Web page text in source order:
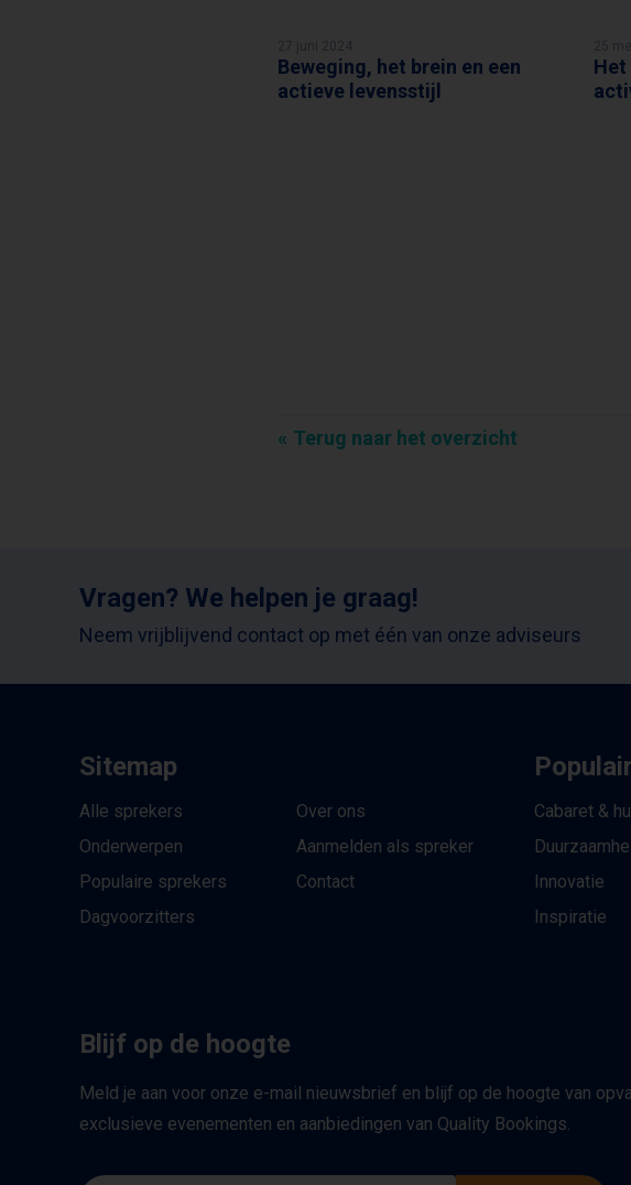
ERIK SCHERDER
Beweging, het brein en een
actieve levensstijl
Het
Terug naar het overzicht
Vragen? We helpen je graag!
Neem vrijblijvend contact op met één van onze adviseurs
Sitemap
Alle sprekers
Onderwerpen
Populaire sprekers
Dagvoorzitters
Over ons
Aanmelden als spreker
Contact
Cabaret &
Innovatie
Inspiratie
Blijf op de hoogte
Meld je aan voor onze e-mail nieuwsbrief en blijf op de hoogte van
exclusieve evenementen en aanbiedingen van Quality Bookings.